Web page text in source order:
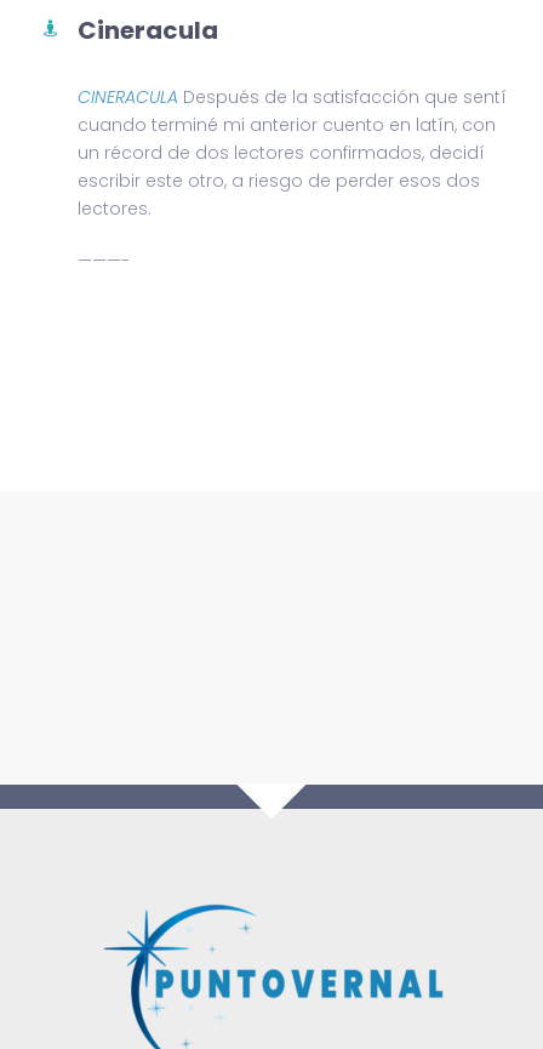
Cineracula
CINERACULA Después de la satisfacción que sentí
cuando terminé mi anterior cuento en latín, con
un récord de dos lectores confirmados, decidí
escribir este otro, a riesgo de perder esos dos
lectores.
———-